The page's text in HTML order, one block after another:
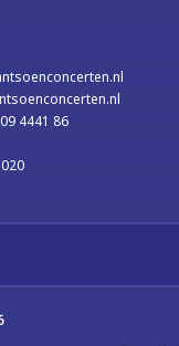
4441 86